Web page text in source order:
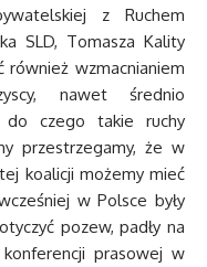
z Ruchem
SLD, Tomasza Kality
również wzmacnianiem
nawet średnio
do czego takie ruchy
przestrzegamy, że w
koalicji możemy mieć
w Polsce były
pozew, padły na
prasowej w